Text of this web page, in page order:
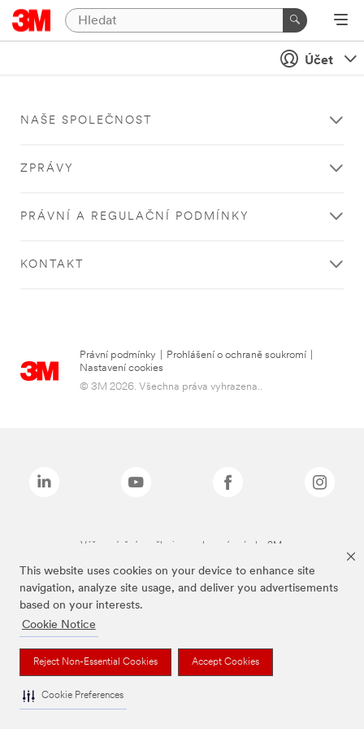
This website uses cookies on your device to enhance site
navigation, analyze site usage, and deliver you advertisements
based on your interests.
Cookie Notice
Reject Non-Essential Cookies Accept Cookies
Cookie Preferences
Účet
NAŠE SPOLEČNOST
ZPRÁVY
PRÁVNÍ A REGULAČNÍ PODMÍNKY
KONTAKT
Právní podmínky Prohlášení o ochraně soukromí
Nastavení cookies
© 3M 2026. Všechna práva vyhrazena..
Výše zmíněné značky jsou ochranné známky 3M.